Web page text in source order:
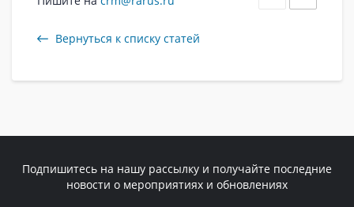
Вернуться к списку статей
Подпишитесь на нашу рассылку и получайте последние
новости о мероприятиях и обновлениях